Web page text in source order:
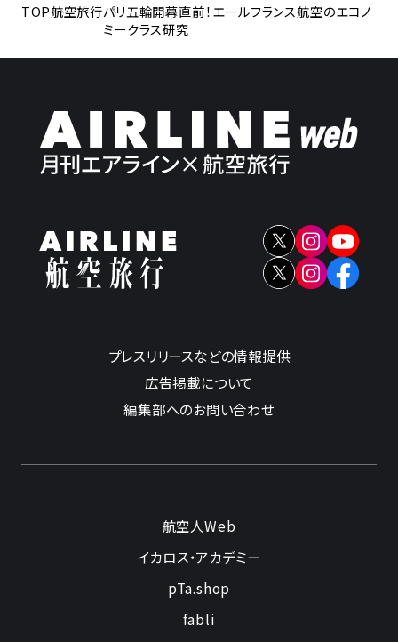
TOP航空旅行パリ五輪開幕直前！エールフランス航空のエコノ
ミークラス研究
プレスリリースなどの情報提供
広告掲載について
編集部へのお問い合わせ
航空人Web
イカロス・アカデミー
pTa.shop
fabli